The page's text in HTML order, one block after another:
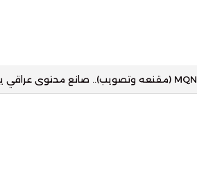
«عقارينا بلس» تعزز حضور التقنية في